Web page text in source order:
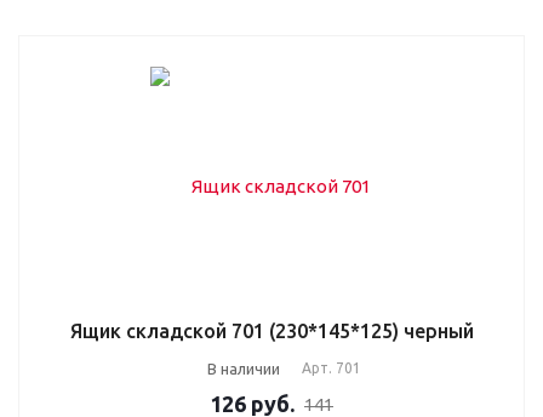
Ящик складской 701 (230*145*125) черный
В наличии Арт. 701
126 руб. 141